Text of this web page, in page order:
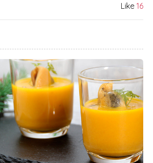
Like 16